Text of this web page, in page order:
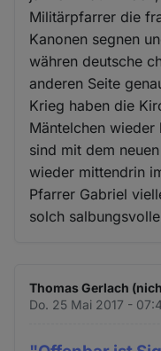
Militärpfarrer die
Kanonen segnen
währen deutsche
anderen Seite
Krieg haben die
Mäntelchen
sind mit dem
wieder mittendrin
Pfarrer Gabriel
solch
Thomas Gerlach
Do. 25 Mai 2017 -